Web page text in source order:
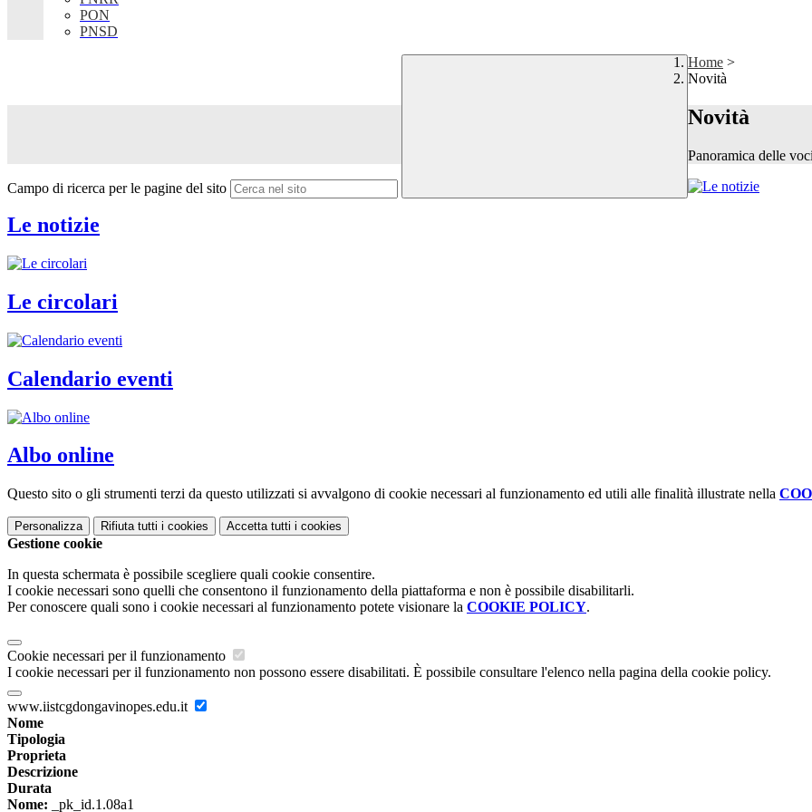
PON
PNSD
Campo di ricerca per le pagine del sito
Home >
Novità
Novità
Panoramica delle
Le notizie
Le circolari
Calendario eventi
Albo online
Questo sito o gli strumenti terzi da questo utilizzati si avvalgono di cookie necessari al funzionamento ed utili alle finalità illustrate nella
Personalizza Rifiuta tutti i cookies Accetta tutti i cookies
Gestione cookie
In questa schermata è possibile scegliere quali cookie consentire.
I cookie necessari sono quelli che consentono il funzionamento della piattaforma e non è possibile disabilitarli.
Per conoscere quali sono i cookie necessari al funzionamento potete visionare la COOKIE POLICY.
Cookie necessari per il funzionamento
I cookie necessari per il funzionamento non possono essere disabilitati. È possibile consultare l'elenco nella pagina della cookie policy.
www.iistcgdongavinopes.edu.it
Nome
Tipologia
Proprieta
Descrizione
Durata
Nome: _pk_id.1.08a1